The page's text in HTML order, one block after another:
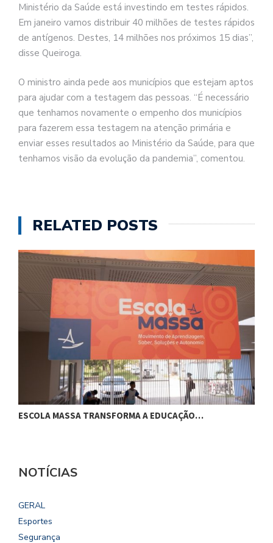
Ministério da Saúde está investindo em testes rápidos.
Em janeiro vamos distribuir 40 milhões de testes rápidos
de antígenos. Destes, 14 milhões nos próximos 15 dias”,
disse Queiroga.
O ministro ainda pede aos municípios que estejam aptos
para ajudar com a testagem das pessoas. “É necessário
que tenhamos novamente o empenho dos municípios
para fazerem essa testagem na atenção primária e
enviar esses resultados ao Ministério da Saúde, para que
tenhamos visão da evolução da pandemia”, comentou.
RELATED POSTS
ESCOLA MASSA TRANSFORMA A EDUCAÇÃO…
NOTÍCIAS
GERAL
Esportes
Segurança